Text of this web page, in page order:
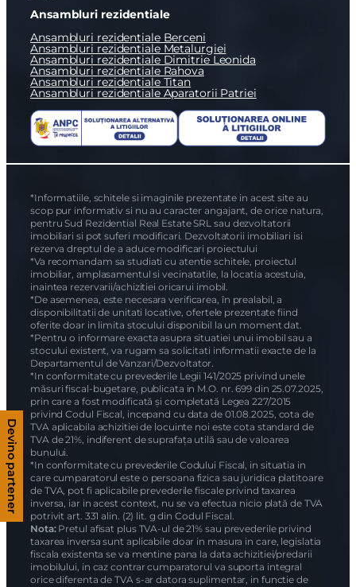
Ansambluri rezidentiale
Ansambluri rezidentiale Berceni
Ansambluri rezidentiale Metalurgiei
Ansambluri rezidentiale Dimitrie Leonida
Ansambluri rezidentiale Rahova
Ansambluri rezidentiale Titan
Ansambluri rezidentiale Aparatorii Patriei
*Informatiile, schitele si imaginile prezentate in acest site au
scop pur informativ si nu au caracter angajant, de orice natura,
pentru Sud Rezidential Real Estate SRL sau dezvoltatorii
imobiliari si pot suferi modificari. Dezvoltatorii imobiliari isi
rezerva dreptul de a aduce modificari proiectului
*Va recomandam sa studiati cu atentie schitele, proiectul
imobiliar, amplasamentul si vecinatatile, la locatia acestuia,
inaintea rezervarii/achizitiei oricarui imobil.
*De asemenea, este necesara verificarea, în prealabil, a
disponibilitatii de unitati locative, ofertele prezentate fiind
oferite doar in limita stocului disponibil la un moment dat.
*Pentru o informare exacta asupra situatiei unui imobil sau a
stocului existent, va rugam sa solicitati informatii exacte de la
Departamentul de Vanzari/Dezvoltator.
*In conformitate cu prevederile Legii 141/2025 privind unele
măsuri fiscal-bugetare, publicata in M.O. nr. 699 din 25.07.2025,
prin care a fost modificată și completată Legea 227/2015
privind Codul Fiscal, incepand cu data de 01.08.2025, cota de
TVA aplicabila achizitiei de locuinte noi este cota standard de
TVA de 21%, indiferent de suprafața utilă sau de valoarea
bunului.
*In conformitate cu prevederile Codului Fiscal, in situatia in
care cumparatorul este o persoana fizica sau juridica platitoare
de TVA, pot fi aplicabile prevederile fiscale privind taxarea
inversa, iar in acest context, nu se va efectua nicio plată de TVA
potrivit art. 331 alin. (2) lit. g din Codul Fiscal.
Nota:Pretul afisat plus TVA-ul de 21% sau prevederile privind
taxarea inversa sunt aplicabile doar in masura in care, legislatia
fiscala existenta se va mentine pana la data achizitiei/predarii
imobilului, in caz contrar cumparatorul va suporta integral
orice diferenta de TVA s-ar datora suplimentar, in functie de
Devino partener